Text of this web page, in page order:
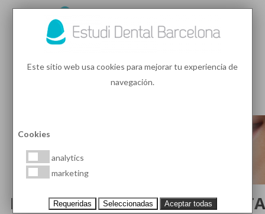
PRIMERA VISITA EN EL DENTISTA
Este sitio web usa cookies para mejorar tu experiencia de
navegación.
Cookies
analytics
marketing
Requeridas Seleccionadas Aceptar todas